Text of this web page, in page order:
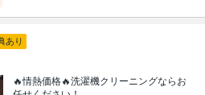
あり
🔥情熱価格🔥洗濯機クリーニングならお